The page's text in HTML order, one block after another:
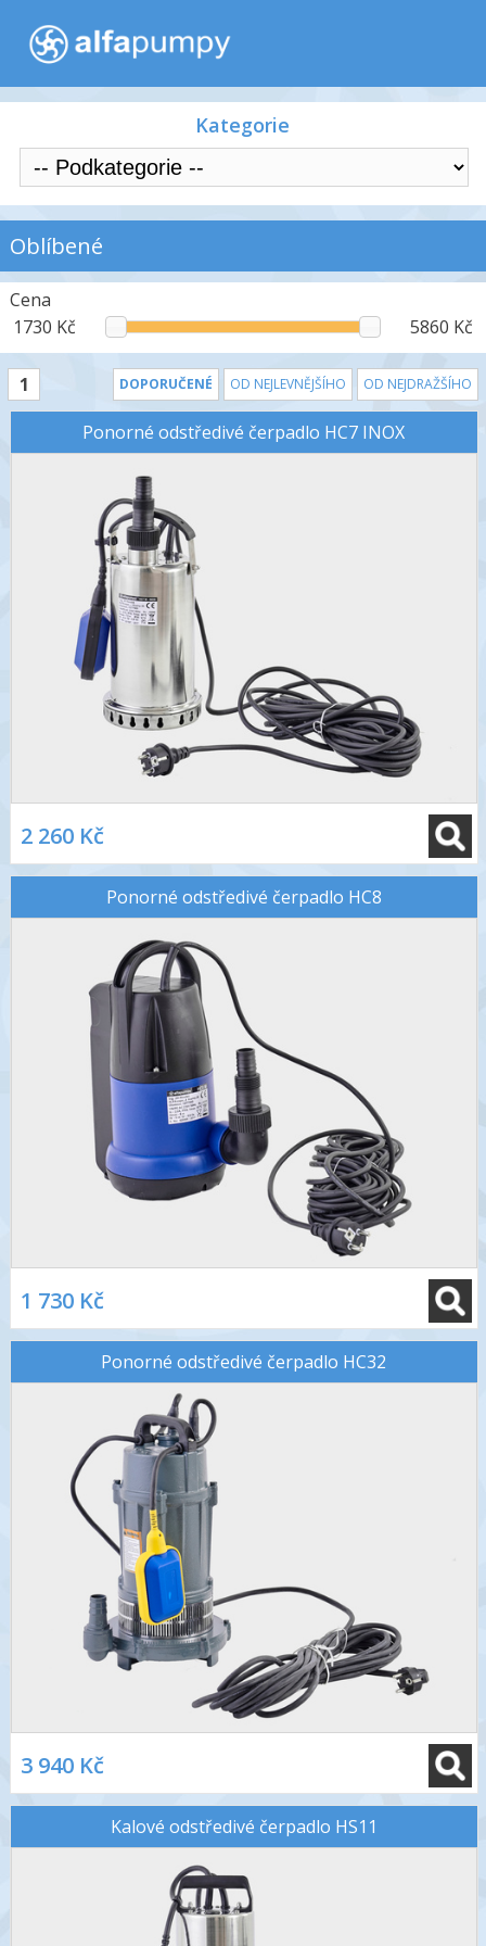
Kategorie
Oblíbené
Cena
1730 Kč
5860 Kč
1 DOPORUČENÉ OD NEJLEVNĚJŠÍHO OD NEJDRAŽŠÍHO
Ponorné odstředivé čerpadlo HC7 INOX
2 260 Kč
Ponorné odstředivé čerpadlo HC8
1 730 Kč
Ponorné odstředivé čerpadlo HC32
3 940 Kč
Kalové odstředivé čerpadlo HS11